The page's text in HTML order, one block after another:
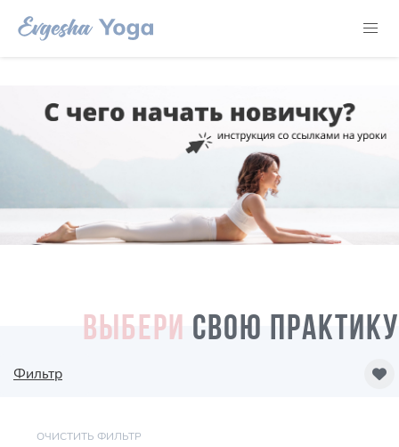
ВЫБЕРИ СВОЮ ПРАКТИКУ
Фильтр
ОЧИСТИТЬ ФИЛЬТР